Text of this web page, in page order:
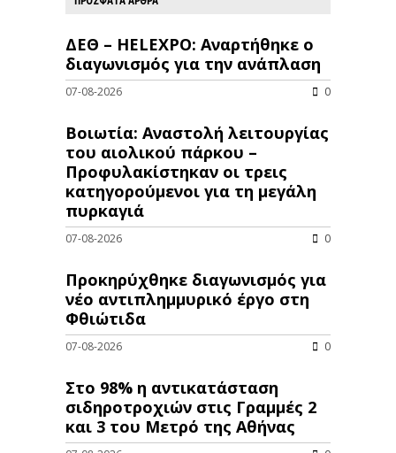
ΔΕΘ – HELEXPO: Αναρτήθηκε ο
διαγωνισμός για την ανάπλαση
07-08-2026 0
Βοιωτία: Αναστολή λειτουργίας
του αιολικού πάρκου –
Προφυλακίστηκαν οι τρεις
κατηγορούμενοι για τη μεγάλη
πυρκαγιά
07-08-2026 0
Προκηρύχθηκε διαγωνισμός για
νέo αντιπλημμυρικό έργο στη
Φθιώτιδα
07-08-2026 0
Στο 98% η αντικατάσταση
σιδηροτροχιών στις Γραμμές 2
και 3 του Μετρό της Αθήνας